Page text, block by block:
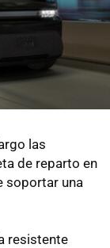
las
de reparto en
soportar una
resistente